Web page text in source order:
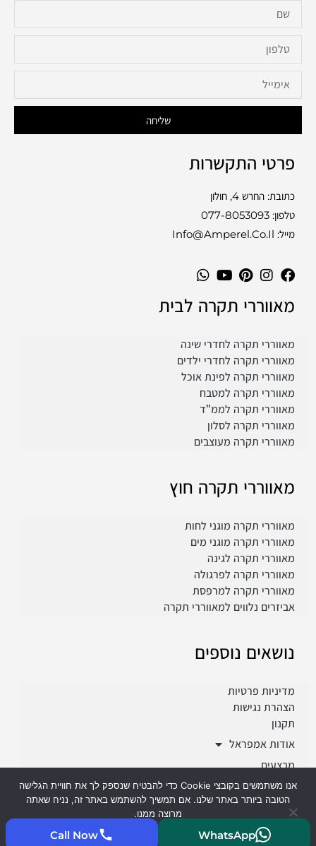
שליחה
פרטי התקשרות
כתובת: החרש 4, חולון
טלפון: 077-8053093
מייל: Info@amperel.co.il
מאווררי תקרה לבית
מאווררי תקרה לחדרי שינה
מאווררי תקרה לחדרי ילדים
מאווררי תקרה לפינת אוכל
מאווררי תקרה למטבח
מאווררי תקרה לממ”ד
מאווררי תקרה לסלון
מאווררי תקרה מעוצבים
מאווררי תקרה חוץ
מאווררי תקרה מוגני לחות
מאווררי תקרה מוגני מים
מאווררי תקרה לגינה
מאווררי תקרה לפרגולה
מאווררי תקרה למרפסת
אביזרים נלווים למאווררי תקרה
נושאים נוספים
מדיניות פרטיות
הצהרת נגישות
תקנון
אודות אמפראל
מבצעים
פרוייקטים
2023 © כל הזכויות שמורות
WhatsApp
Call Now
אנו משתמשים בקובצי Cookie כדי להבטיח שנספק לך את חוויית הגלישה
הטובה ביותר באתר שלנו. אם תמשיך להשתמש באתר זה, נניח שאתה
מרוצה ממנו.
קיבלתי